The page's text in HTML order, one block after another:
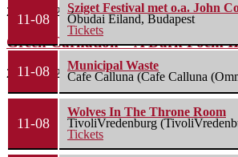
22 juli 2026
Green Carnation – A Dark Poem
20 juli 2026
11-08
Sziget Festival met o.a. John
Óbudai Eiland, Budapest
Tickets
11-08
Municipal Waste
Cafe Calluna (Cafe Calluna
11-08
Wolves In The Throne Room
TivoliVredenburg
Tickets